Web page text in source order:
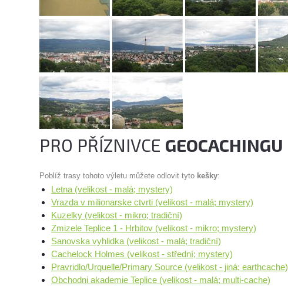
PRO PŘÍZNIVCE GEOCACHINGU
Poblíž trasy tohoto výletu můžete odlovit tyto kešky:
Letna (velikost - malá; mystery)
Vrazda v milionarske ctvrti (velikost - malá; mystery)
Kuzelky (velikost - mikro; tradiční)
Zmizele Teplice 1 - Hrbitov (velikost - mikro; mystery)
Sanovska vyhlidka (velikost - malá; tradiční)
Cachelock Holmes (velikost - střední; mystery)
Pravridlo/Urquelle/Primary Source (velikost - jiná; earthcache)
Obchodni akademie Teplice (velikost - malá; multi-cache)